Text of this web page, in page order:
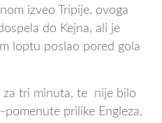
izveo Tripije, ovoga
do Kejna, ali je
loptu poslao pored gola
za tri minuta, te nije bilo
prilike Engleza,